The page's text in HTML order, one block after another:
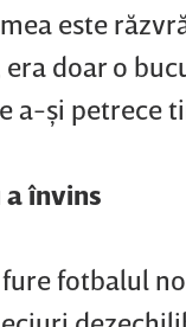
este
doar o
a-şi petrece
învins
fotbalul